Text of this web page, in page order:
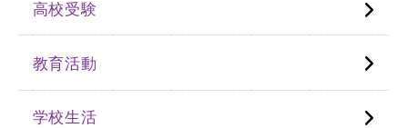
高校受験
教育活動
学校生活